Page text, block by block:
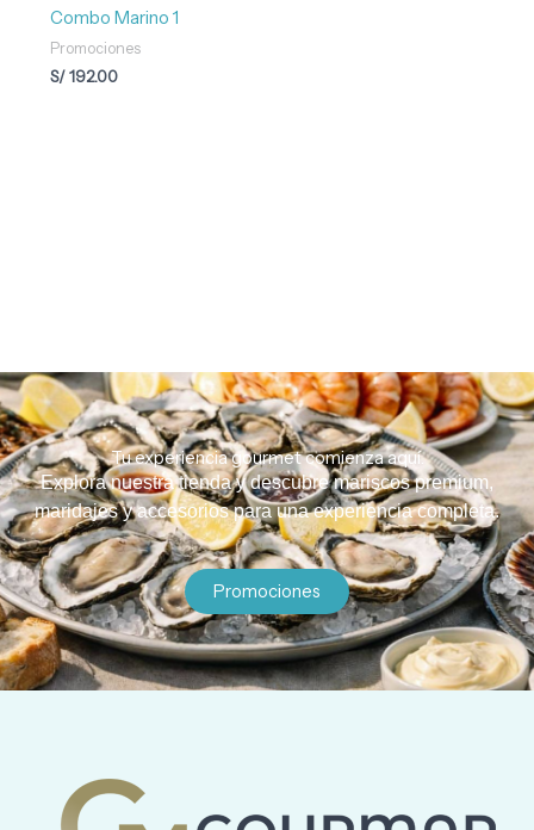
Combo Marino 1
Promociones
S/192.00
Tu experiencia gourmet comienza aquí.
Explora nuestra tienda y descubre mariscos premium,
maridajes y accesorios para una experiencia completa.
Promociones